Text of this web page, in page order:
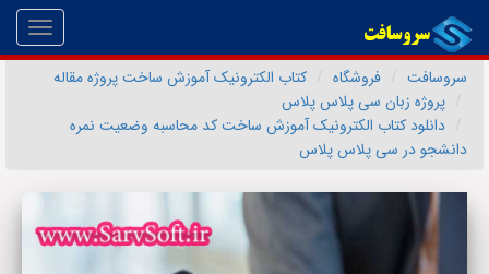
سروسافت
فروشگاه
کتاب الکترونیک آموزش ساخت پروژه مقاله
پروژه زبان سی پلاس پلاس
دانلود کتاب الکترونیک آموزش ساخت کد محاسبه وضعیت نمره
دانشجو در سی پلاس پلاس